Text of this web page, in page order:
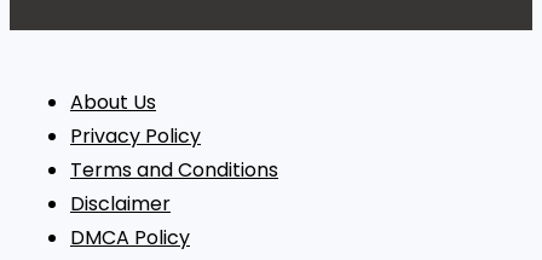
About Us
Privacy Policy
Terms and Conditions
Disclaimer
DMCA Policy